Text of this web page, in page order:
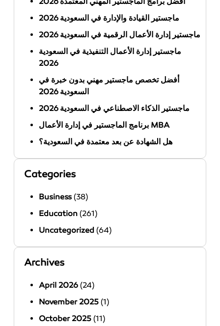
ماجستير القيادة والإدارة في السعودية 2026
ماجستير إدارة الأعمال الرقمية في السعودية 2026
ماجستير إدارة الأعمال التنفيذية في السعودية
2026
أفضل تخصص ماجستير مهني بدون خبرة في
السعودية 2026
ماجستير الذكاء الاصطناعي في السعودية 2026
برنامج الماجستير في إدارة الأعمال MBA
هل الشهادة عن بعد معتمدة في السعودية؟
Categories
Business (38)
Education (261)
Uncategorized (64)
Archives
April 2026 (24)
November 2025 (1)
October 2025 (11)